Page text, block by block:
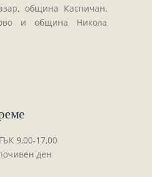
община Каспичан,
и община Никола
9,00-17,00
ден